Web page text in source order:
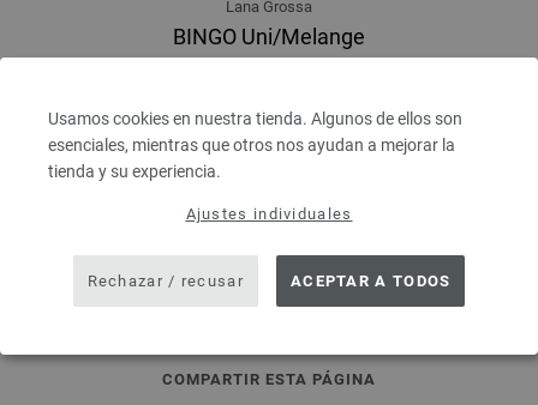
Usamos cookies en nuestra tienda. Algunos de ellos son
esenciales, mientras que otros nos ayudan a mejorar la
tienda y su experiencia.
Ajustes individuales
Rechazar / recusar ACEPTAR A TODOS
Lana Grossa
BINGO Uni/Melange
100 % Lana virgen merino
Grosor de las agujas: 4,5 - 5,5
3,28 €RRP: 5,00 €
3,82 $
IVA no incluido, más gastos de envío, Precio base:
prev next
COMPARTIR ESTA PÁGINA